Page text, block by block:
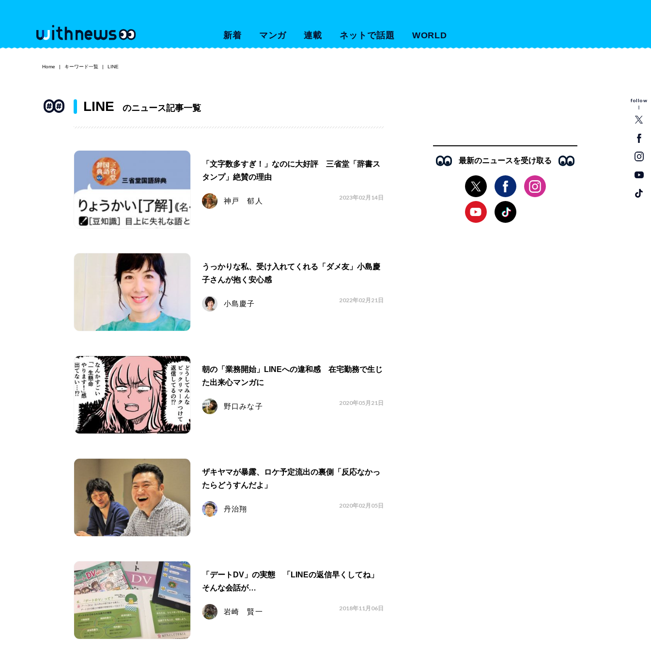
新着 マンガ 連載 ネットで話題 WORLD
follow
Home キーワード一覧 LINE
LINE のニュース記事一覧
「文字数多すぎ！」なのに大好評 三省堂「辞書ス
タンプ」絶賛の理由
神戸 郁人 2023年02月14日
うっかりな私、受け入れてくれる「ダメ友」小島慶
子さんが抱く安心感
小島慶子 2022年02月21日
朝の「業務開始」LINEへの違和感 在宅勤務で生じ
た出来心マンガに
野口みな子 2020年05月21日
ザキヤマが暴露、ロケ予定流出の裏側「反応なかっ
たらどうすんだよ」
丹治翔 2020年02月05日
「デートDV」の実態 「LINEの返信早くしてね」
そんな会話が…
岩崎 賢一 2018年11月06日
最新のニュースを受け取る